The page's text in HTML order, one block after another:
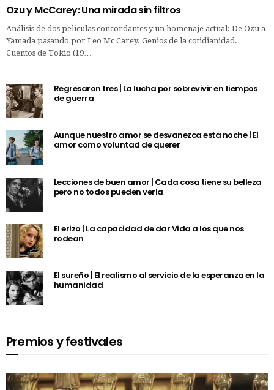
Ozu y McCarey: Una mirada sin filtros
Análisis de dos películas concordantes y un homenaje actual: De Ozu a
Yamada pasando por Leo Mc Carey. Genios de la cotidianidad.
Cuentos de Tokio (19…
Regresaron tres | La lucha por sobrevivir en tiempos
de guerra
Aunque nuestro amor se desvanezca esta noche | El
amor como voluntad de querer
Lecciones de buen amor | Cada cosa tiene su belleza
pero no todos pueden verla
El erizo | La capacidad de dar Vida a los que nos
rodean
El sureño | El realismo al servicio de la esperanza en la
humanidad
Premios y festivales